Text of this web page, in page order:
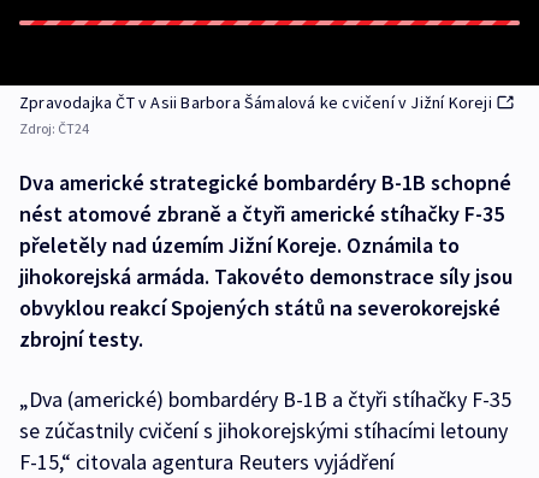
Zpravodajka ČT v Asii Barbora Šámalová ke cvičení v Jižní Koreji
Zdroj: ČT24
Dva americké strategické bombardéry B-1B schopné
nést atomové zbraně a čtyři americké stíhačky F-35
přeletěly nad územím Jižní Koreje. Oznámila to
jihokorejská armáda. Takovéto demonstrace síly jsou
obvyklou reakcí Spojených států na severokorejské
zbrojní testy.
„Dva (americké) bombardéry B-1B a čtyři stíhačky F-35
se zúčastnily cvičení s jihokorejskými stíhacími letouny
F-15,“ citovala agentura Reuters vyjádření